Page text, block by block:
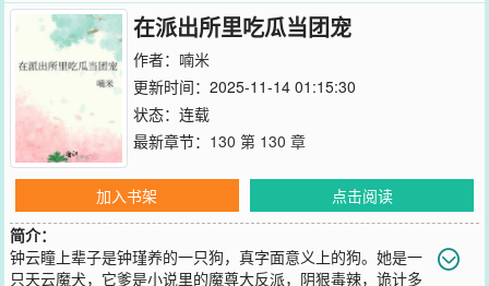
在派出所里吃瓜当团宠
作者： 喃米
更新时间：2025-11-14 01:15:30
状态：连载
最新章节： 130 第 130 章
加入书架
点击阅读
简介：
钟云瞳上辈子是钟瑾养的一只狗，真字面意义上的狗。她是一
只天云魔犬，它爹是小说里的魔尊大反派，阴狠毒辣，诡计多